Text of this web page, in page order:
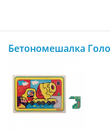
Бетономешалка